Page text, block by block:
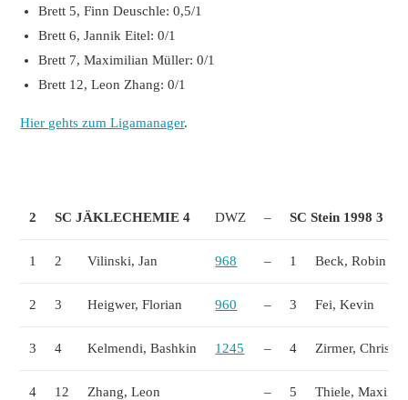
Brett 5, Finn Deuschle: 0,5/1
Brett 6, Jannik Eitel: 0/1
Brett 7, Maximilian Müller: 0/1
Brett 12, Leon Zhang: 0/1
Hier gehts zum Ligamanager.
2 SC JÄKLECHEMIE 4 DWZ – SC Stein 1998 3
1 2 Vilinski, Jan 968 – 1 Beck, Robin
2 3 Heigwer, Florian 960 – 3 Fei, Kevin
3 4 Kelmendi, Bashkin 1245 – 4 Zirmer,
4 12 Zhang, Leon – 5 Thiele,